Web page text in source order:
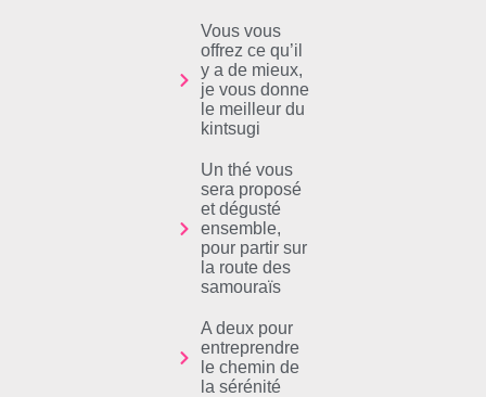
Vous vous
offrez ce qu’il
y a de mieux,
je vous donne
le meilleur du
kintsugi
Un thé vous
sera proposé
et dégusté
ensemble,
pour partir sur
la route des
samouraïs
A deux pour
entreprendre
le chemin de
la sérénité